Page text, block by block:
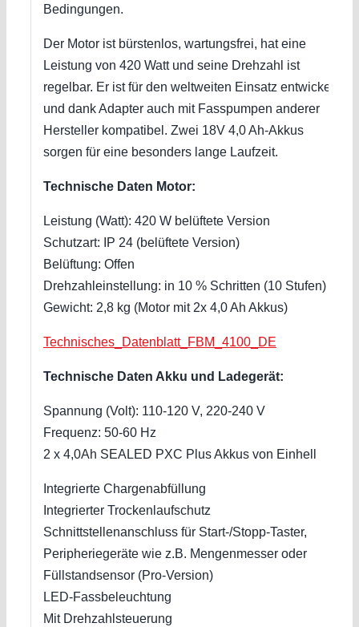
Bedingungen.
Der Motor ist bürstenlos, wartungsfrei, hat eine
Leistung von 420 Watt und seine Drehzahl ist
regelbar. Er ist für den weltweiten Einsatz entwickelt,
und dank Adapter auch mit Fasspumpen anderer
Hersteller kompatibel. Zwei 18V 4,0 Ah-Akkus
sorgen für eine besonders lange Laufzeit.
Technische Daten Motor:
Leistung (Watt): 420 W belüftete Version
Schutzart: IP 24 (belüftete Version)
Belüftung: Offen
Drehzahleinstellung: in 10 % Schritten (10 Stufen)
Gewicht: 2,8 kg (Motor mit 2x 4,0 Ah Akkus)
Technisches_Datenblatt_FBM_4100_DE
Technische Daten Akku und Ladegerät:
Spannung (Volt): 110-120 V, 220-240 V
Frequenz: 50-60 Hz
2 x 4,0Ah SEALED PXC Plus Akkus von Einhell
Integrierte Chargenabfüllung
Integrierter Trockenlaufschutz
Schnittstellenanschluss für Start-/Stopp-Taster,
Peripheriegeräte wie z.B. Mengenmesser oder
Füllstandsensor (Pro-Version)
LED-Fassbeleuchtung
Mit Drehzahlsteuerung